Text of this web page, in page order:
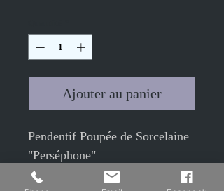
Ajouter au panier
Pendentif Poupée de Sorcelaine
"Perséphone"
Couleur bronze antique de